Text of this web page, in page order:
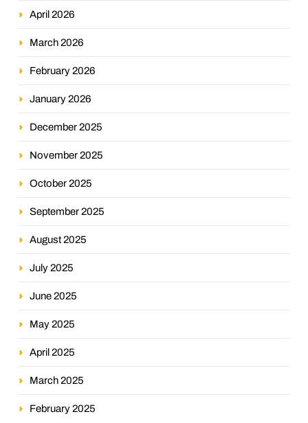
April 2026
March 2026
February 2026
January 2026
December 2025
November 2025
October 2025
September 2025
August 2025
July 2025
June 2025
May 2025
April 2025
March 2025
February 2025